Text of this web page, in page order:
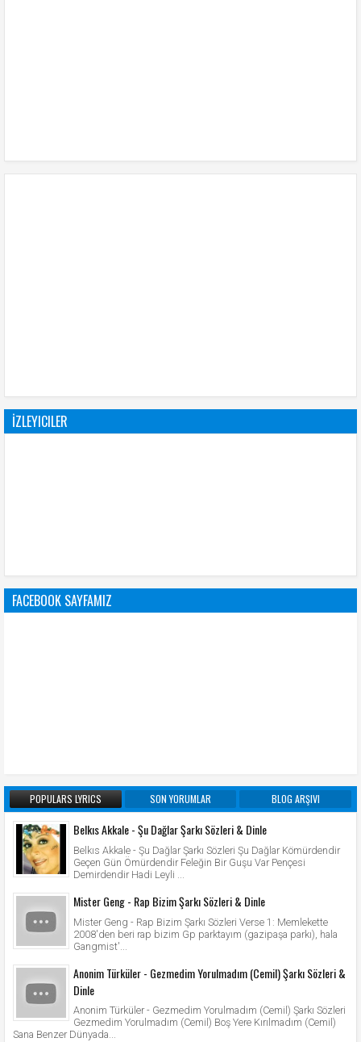
İZLEYICILER
FACEBOOK SAYFAMIZ
POPULARS LYRICS SON YORUMLAR BLOG ARŞIVI
Belkıs Akkale - Şu Dağlar Şarkı Sözleri & Dinle
Belkıs Akkale - Şu Dağlar Şarkı Sözleri Şu Dağlar Kömürdendir
Geçen Gün Ömürdendir Feleğin Bir Guşu Var Pençesi
Demirdendir Hadi Leyli ...
Mister Geng - Rap Bizim Şarkı Sözleri & Dinle
Mister Geng - Rap Bizim Şarkı Sözleri Verse 1: Memlekette
2008'den beri rap bizim Gp parktayım (gazipaşa parkı), hala
Gangmist'...
Anonim Türküler - Gezmedim Yorulmadım (Cemil) Şarkı Sözleri &
Dinle
Anonim Türküler - Gezmedim Yorulmadım (Cemil) Şarkı Sözleri
Gezmedim Yorulmadım (Cemil) Boş Yere Kırılmadım (Cemil)
Sana Benzer Dünyada...